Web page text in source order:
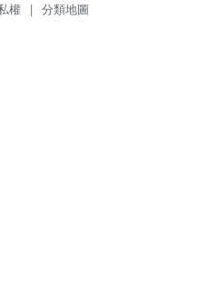
權 | 分類地圖